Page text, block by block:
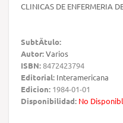
CLINICAS DE ENFERMERIA
SubtÃ­tulo:
Autor:Varios
ISBN:8472423794
Editorial: Interamericana
Edicion: 1984-01-01
Disponibilidad: No